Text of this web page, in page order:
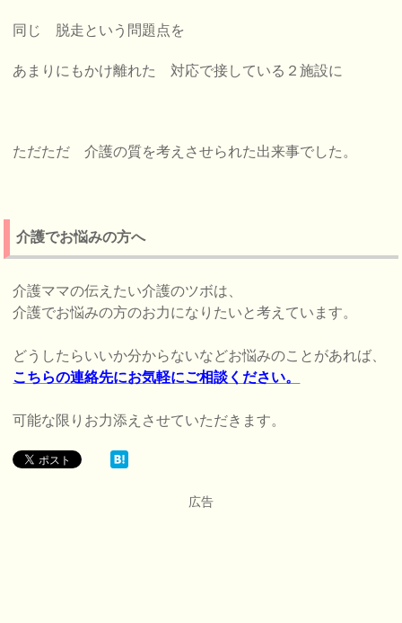
同じ 脱走という問題点を
あまりにもかけ離れた 対応で接している２施設に
ただただ 介護の質を考えさせられた出来事でした。
介護でお悩みの方へ
介護ママの伝えたい介護のツボは、
介護でお悩みの方のお力になりたいと考えています。
どうしたらいいか分からないなどお悩みのことがあれば、
こちらの連絡先にお気軽にご相談ください。
可能な限りお力添えさせていただきます。
広告